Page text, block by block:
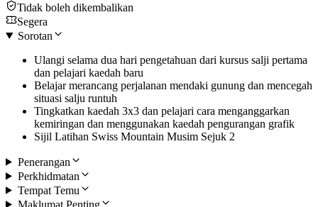
Tidak boleh dikembalikan
Segera
Sorotan
Ulangi selama dua hari pengetahuan dari kursus salji pertama
dan pelajari kaedah baru
Belajar merancang perjalanan mendaki gunung dan mencegah
situasi salju runtuh
Tingkatkan kaedah 3x3 dan pelajari cara menganggarkan
kemiringan dan menggunakan kaedah pengurangan grafik
Sijil Latihan Swiss Mountain Musim Sejuk 2
Penerangan
Perkhidmatan
Tempat Temu
Maklumat Penting